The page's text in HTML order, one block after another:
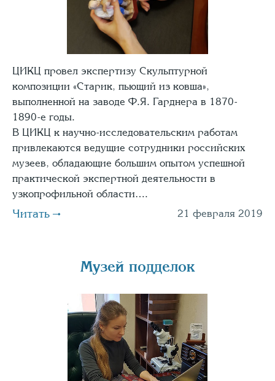
ЦИКЦ провел экспертизу Скульптурной
композиции «Старик, пьющий из ковша»,
выполненной на заводе Ф.Я. Гарднера в 1870-
1890-е годы.
В ЦИКЦ к научно-исследовательским работам
привлекаются ведущие сотрудники российских
музеев, обладающие большим опытом успешной
практической экспертной деятельности в
узкопрофильной области….
Читать 21 февраля 2019
Музей подделок